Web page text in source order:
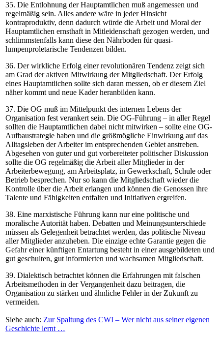
35. Die Entlohnung der Hauptamtlichen muß angemessen und
regelmäßig sein. Alles andere wäre in jeder Hinsicht
kontraproduktiv, denn dadurch würde die Arbeit und Moral der
Hauptamtlichen ernsthaft in Mitleidenschaft gezogen werden, und
schlimmstenfalls kann diese den Nährboden für quasi-
lumpenproletarische Tendenzen bilden.
36. Der wirkliche Erfolg einer revolutionären Tendenz zeigt sich
am Grad der aktiven Mitwirkung der Mitgliedschaft. Der Erfolg
eines Hauptamtlichen sollte sich daran messen, ob er diesem Ziel
näher kommt und neue Kader heranbilden kann.
37. Die OG muß im Mittelpunkt des internen Lebens der
Organisation fest verankert sein. Die OG-Führung – in aller Regel
sollten die Hauptamtlichen dabei nicht mitwirken – sollte eine OG-
Aufbaustrategie haben und die größmögliche Einwirkung auf das
Alltagsleben der Arbeiter im entsprechenden Gebiet anstreben.
Abgesehen von guter und gut vorbereiteter politischer Diskussion
sollte die OG regelmäßig die Arbeit aller Mitglieder in der
Arbeiterbewegung, am Arbeitsplatz, in Gewerkschaft, Schule oder
Betrieb besprechen. Nur so kann die Mitgliedschaft wieder die
Kontrolle über die Arbeit erlangen und können die Genossen ihre
Talente und Fähigkeiten entfalten und Initiativen ergreifen.
38. Eine marxistische Führung kann nur eine politische und
moralische Autorität haben. Debatten und Meinungsunterschiede
müssen als Gelegenheit betrachtet werden, das politische Niveau
aller Mitglieder anzuheben. Die einzige echte Garantie gegen die
Gefahr einer künftigen Entartung besteht in einer ausgebildeten und
gut geschulten, gut informierten und wachsamen Mitgliedschaft.
39. Dialektisch betrachtet können die Erfahrungen mit falschen
Arbeitsmethoden in der Vergangenheit dazu beitragen, die
Organisation zu stärken und ähnliche Fehler in der Zukunft zu
vermeiden.
Siehe auch: Zur Spaltung des CWI – Wer nicht aus seiner eigenen
Geschichte lernt …